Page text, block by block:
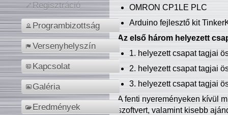
Regisztráció
Programbizottság
Versenyhelyszín
Kapcsolat
Galéria
Eredmények
OMRON CP1LE PLC
Arduino fejlesztő kit
Az első három helyezett
1. helyezett csapat tagjai
2. helyezett csapat tagjai
3. helyezett csapat tagjai
A fenti nyereményeken kívül
szoftvert, valamint kisebb